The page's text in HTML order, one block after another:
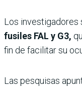
Los investigadores
fusiles FAL y G3,
fin de facilitar su
Las pesquisas